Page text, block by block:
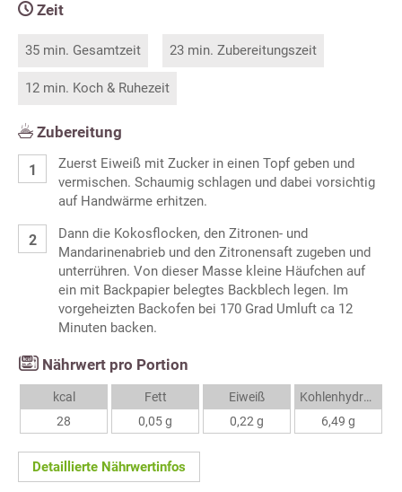
Zeit
35 min. Gesamtzeit 23 min. Zubereitungszeit
12 min. Koch & Ruhezeit
Zubereitung
Zuerst Eiweiß mit Zucker in einen Topf geben und
vermischen. Schaumig schlagen und dabei vorsichtig
auf Handwärme erhitzen.
Dann die Kokosflocken, den Zitronen- und
Mandarinenabrieb und den Zitronensaft zugeben und
unterrühren. Von dieser Masse kleine Häufchen auf
ein mit Backpapier belegtes Backblech legen. Im
vorgeheizten Backofen bei 170 Grad Umluft ca 12
Minuten backen.
Nährwert pro Portion
kcal
28
Fett
0,05 g
Eiweiß
0,22 g
Kohlenhydrate
6,49 g
Detaillierte Nährwertinfos